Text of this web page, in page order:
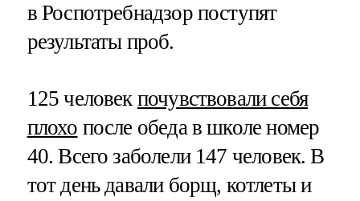
в Роспотребнадзор поступят
результаты проб.
125 человек почувствовали себя
плохо после обеда в школе номер
40. Всего заболели 147 человек. В
тот день давали борщ, котлеты и